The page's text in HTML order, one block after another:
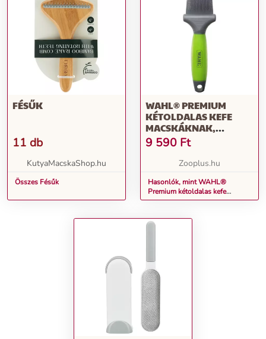
FÉSŰK
11 db
KutyaMacskaShop.hu
Összes Fésűk
WAHL® PREMIUM
KÉTOLDALAS KEFE
MACSKÁKNAK,
KUTYÁKNAK, H 22 X SZ
6,3 X M 4,2 CM
9 590 Ft
Zooplus.hu
Hasonlók, mint WAHL®
Premium kétoldalas kefe
macskáknak, kutyáknak, H 22 x